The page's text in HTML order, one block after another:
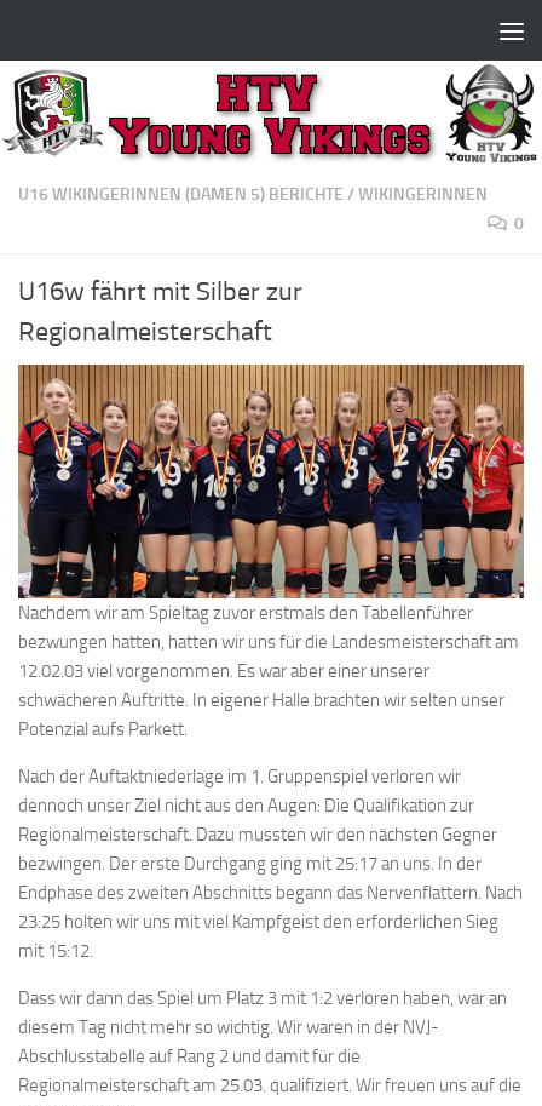
U16 WIKINGERINNEN (DAMEN 5) BERICHTE /WIKINGERINNEN
0
U16w fährt mit Silber zur
Regionalmeisterschaft
Nachdem wir am Spieltag zuvor erstmals den Tabellenführer
bezwungen hatten, hatten wir uns für die Landesmeisterschaft am
12.02.03 viel vorgenommen. Es war aber einer unserer
schwächeren Auftritte. In eigener Halle brachten wir selten unser
Potenzial aufs Parkett.
Nach der Auftaktniederlage im 1. Gruppenspiel verloren wir
dennoch unser Ziel nicht aus den Augen: Die Qualifikation zur
Regionalmeisterschaft. Dazu mussten wir den nächsten Gegner
bezwingen. Der erste Durchgang ging mit 25:17 an uns. In der
Endphase des zweiten Abschnitts begann das Nervenflattern. Nach
23:25 holten wir uns mit viel Kampfgeist den erforderlichen Sieg
mit 15:12.
Dass wir dann das Spiel um Platz 3 mit 1:2 verloren haben, war an
diesem Tag nicht mehr so wichtig. Wir waren in der NVJ-
Abschlusstabelle auf Rang 2 und damit für die
Regionalmeisterschaft am 25.03. qualifiziert. Wir freuen uns auf die